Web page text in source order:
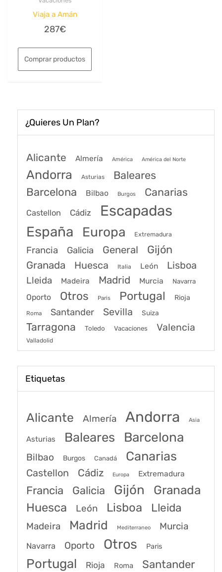
Viaja a Amán
287€
Comprar productos
¿Quieres Un Plan?
Alicante Almería América América del Norte
Andorra Asturias Baleares
Barcelona Bilbao Burgos Canarias
Castellon Cádiz Escapadas
España Europa Extremadura
Francia Galicia General Gijón
Granada Huesca Italia León Lisboa
Lleida Madeira Madrid Murcia Navarra
Oporto Otros Paris Portugal Rioja
Roma Santander Sevilla Suiza
Tarragona Toledo Vacaciones Valencia
Valladolid
Etiquetas
Alicante Almería Andorra Asia
Asturias Baleares Barcelona
Bilbao Burgos Canadá Canarias
Castellon Cádiz Europa Extremadura
Francia Galicia Gijón Granada
Huesca León Lisboa Lleida
Madeira Madrid Mediterraneo Murcia
Navarra Oporto Otros Paris
Portugal Rioja Roma Santander